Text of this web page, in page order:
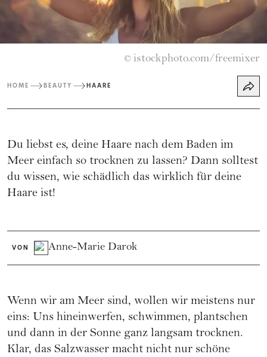
© istockphoto.com/freemixer
HOME BEAUTY HAARE
Du liebst es, deine Haare nach dem Baden im
Meer einfach so trocknen zu lassen? Dann solltest
du wissen, wie schädlich das wirklich für deine
Haare ist!
VON Anne-Marie Darok
Wenn wir am Meer sind, wollen wir meistens nur
eins: Uns hineinwerfen, schwimmen, plantschen
und dann in der Sonne ganz langsam trocknen.
Klar, das Salzwasser macht nicht nur schöne